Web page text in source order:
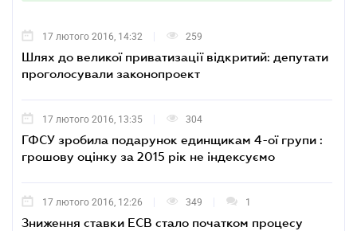
17 лютого 2016, 14:32 259
Шлях до великої приватизації відкритий: депутати
проголосували законопроект
17 лютого 2016, 13:35 304
ГФСУ зробила подарунок единщикам 4-ої групи :
грошову оцінку за 2015 рік не індексуємо
17 лютого 2016, 12:26 349 1
Зниження ставки ЕСВ стало початком процесу